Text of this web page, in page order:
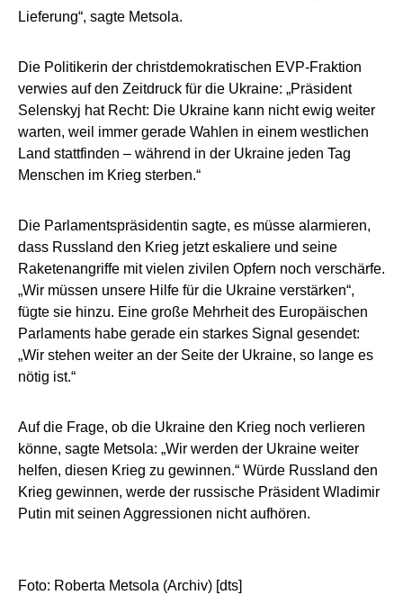
Lieferung“, sagte Metsola.
Die Politikerin der christdemokratischen EVP-Fraktion
verwies auf den Zeitdruck für die Ukraine: „Präsident
Selenskyj hat Recht: Die Ukraine kann nicht ewig weiter
warten, weil immer gerade Wahlen in einem westlichen
Land stattfinden – während in der Ukraine jeden Tag
Menschen im Krieg sterben.“
Die Parlamentspräsidentin sagte, es müsse alarmieren,
dass Russland den Krieg jetzt eskaliere und seine
Raketenangriffe mit vielen zivilen Opfern noch verschärfe.
„Wir müssen unsere Hilfe für die Ukraine verstärken“,
fügte sie hinzu. Eine große Mehrheit des Europäischen
Parlaments habe gerade ein starkes Signal gesendet:
„Wir stehen weiter an der Seite der Ukraine, so lange es
nötig ist.“
Auf die Frage, ob die Ukraine den Krieg noch verlieren
könne, sagte Metsola: „Wir werden der Ukraine weiter
helfen, diesen Krieg zu gewinnen.“ Würde Russland den
Krieg gewinnen, werde der russische Präsident Wladimir
Putin mit seinen Aggressionen nicht aufhören.
Foto: Roberta Metsola (Archiv) [dts]